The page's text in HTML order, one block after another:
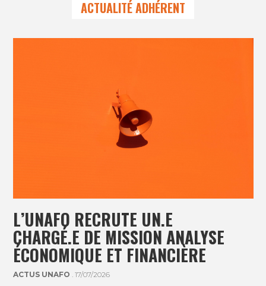
ACTUALITÉ ADHÉRENT
L’UNAFO RECRUTE UN.E
CHARGÉ.E DE MISSION ANALYSE
ÉCONOMIQUE ET FINANCIÈRE
ACTUS UNAFO . 17/07/2026